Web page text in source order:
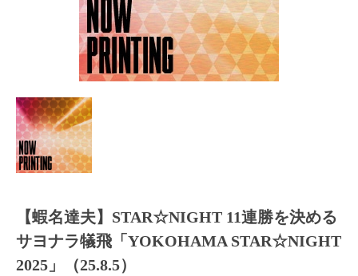
【蝦名達夫】STAR☆NIGHT 11連勝を決める
サヨナラ犠飛「YOKOHAMA STAR☆NIGHT
2025」（25.8.5）